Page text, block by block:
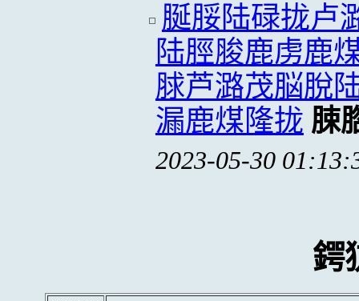
脠脮陆碌拢卢
陆脛脧鹿虏鹿
脙芦潞茂脳脫
漏鹿煤隆拢 脨
2023-05-30
鍔